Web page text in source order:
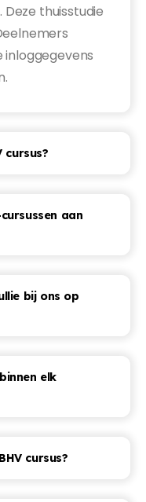
thuisstudie
cursus?
aan
bij ons op
elk
cursus?